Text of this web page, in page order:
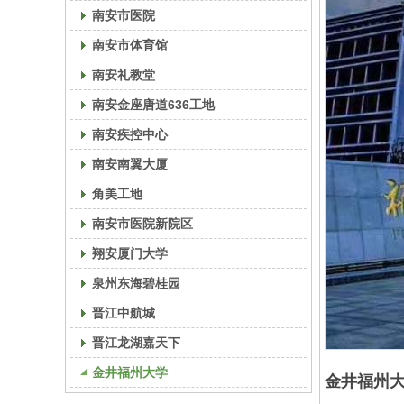
南安市医院
南安市体育馆
南安礼教堂
南安金座唐道636工地
南安疾控中心
南安南翼大厦
角美工地
南安市医院新院区
翔安厦门大学
泉州东海碧桂园
晋江中航城
晋江龙湖嘉天下
金井福州大学 金井福州